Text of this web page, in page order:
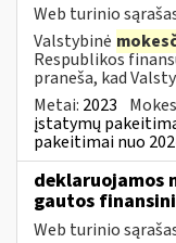
Web turinio
Valstybinė
Respublikos
praneša, kad
Metai: 2023
įstatymų
pakeitimai nuo
deklaruojamos
gautos
Web turinio